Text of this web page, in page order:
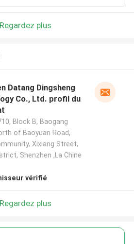
Regardez plus
Datang Dingsheng
Co., Ltd. profil du
Block B, Baogang
of Baoyuan Road,
Xixiang Street,
Shenzhen ,La Chine
vérifié
Regardez plus